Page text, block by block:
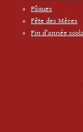
Pâques
Fête des Mères
Fin d'année